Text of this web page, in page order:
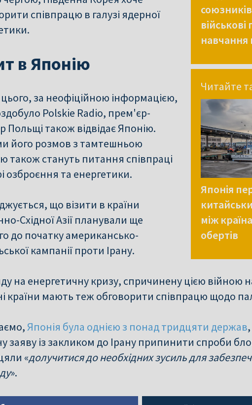
навчання
співпрацю в галузі ядерної
Читайте
Японія
між
обертів
в Японію
за неофіційною інформацією,
Polskie Radio, прем'єр-
Польщі також відвідає Японію.
його розмов з тамтешньою
також стануть питання співпраці
озброєння та енергетики.
що візити в країни
Східної Азії планували ще
до початку американсько-
кампанії проти Ірану.
на енергетичну кризу, спричинену цією війною
країни мають теж обговорити співпрацю щодо
Японія була однією з понад тридцяти держав
заяву із закликом до Ірану припинити спроби
«долучитися до необхідних зусиль для
».